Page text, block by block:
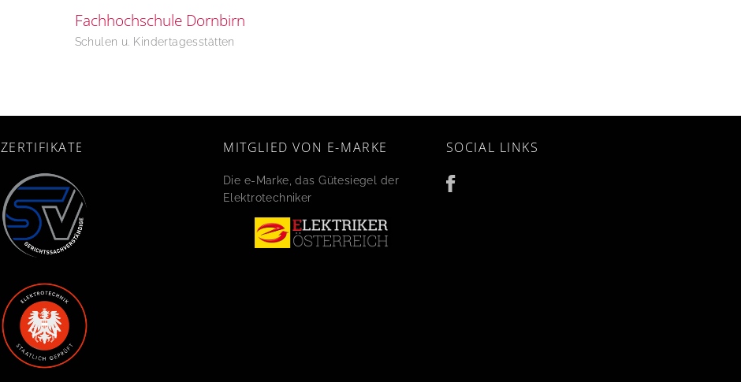
Fachhochschule Dornbirn
Schulen u. Kindertagesstätten
ZERTIFIKATE MITGLIED VON E-MARKE
Die e-Marke, das Gütesiegel der
Elektrotechniker
SOCIAL LINKS